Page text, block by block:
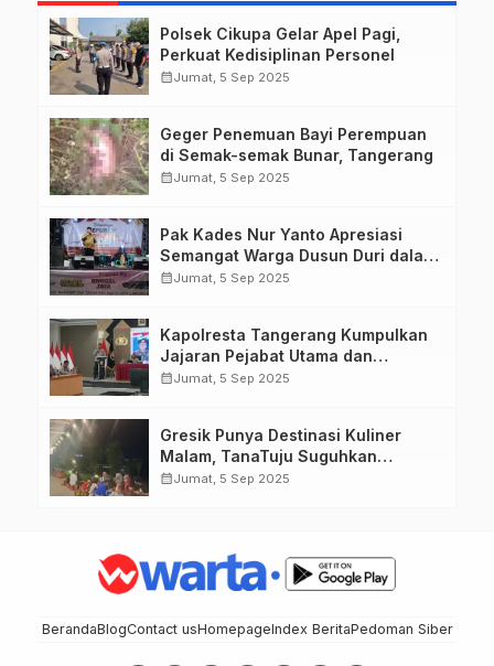
Polsek Cikupa Gelar Apel Pagi,
Perkuat Kedisiplinan Personel
calendar_monthJumat, 5 Sep 2025
Geger Penemuan Bayi Perempuan
di Semak-semak Bunar, Tangerang
calendar_monthJumat, 5 Sep 2025
Pak Kades Nur Yanto Apresiasi
Semangat Warga Dusun Duri dalam
Peringatan HUT RI ke-80
calendar_monthJumat, 5 Sep 2025
Kapolresta Tangerang Kumpulkan
Jajaran Pejabat Utama dan
Kapolsek untuk Paparkan
calendar_monthJumat, 5 Sep 2025
Gresik Punya Destinasi Kuliner
Malam, TanaTuju Suguhkan
Makanan UMKM, Live Music, dan
calendar_monthJumat, 5 Sep 2025
BerandaBlogContact usHomepageIndex BeritaPedoman Siber